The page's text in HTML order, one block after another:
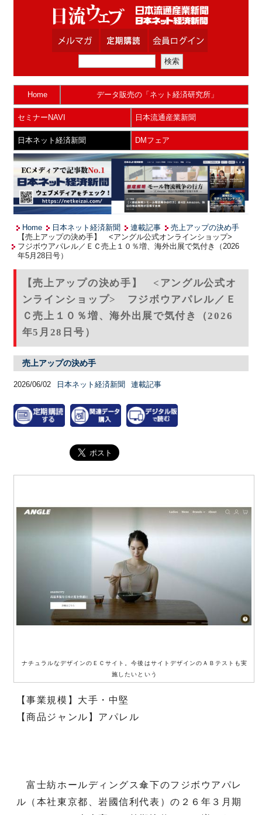
Home データ販売の「ネット経済研究所」
セミナーNAVI 日本流通産業新聞
日本ネット経済新聞 DMフェア
Home 日本ネット経済新聞 連載記事
売上アップの決め手
【売上アップの決め手】 <アングル公式オンラインショップ>
フジボウアパレル／ＥＣ売上１０％増、海外出展で気付き（2026
年5月28日号）
【売上アップの決め手】 <アングル公式オ
ンラインショップ> フジボウアパレル／Ｅ
Ｃ売上１０％増、海外出展で気付き（2026
年5月28日号）
売上アップの決め手
2026/06/02 日本ネット経済新聞 連載記事
ナチュラルなデザインのＥＣサイト。今後はサイトデザインのＡＢテストも実
施したいという
【事業規模】大手・中堅
【商品ジャンル】アパレル
富士紡ホールディングス傘下のフジボウアパレ
ル（本社東京都、岩國信利代表）の２６年３月期